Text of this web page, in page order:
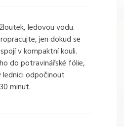
ledovou vodu.
jen dokud se
v kompaktní kouli.
do potravinářské fólie,
lednici odpočinout
minut.